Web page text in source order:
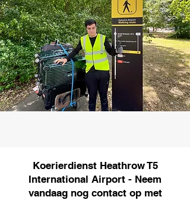
Koerierdienst Heathrow T5
International Airport - Neem
vandaag nog contact op met